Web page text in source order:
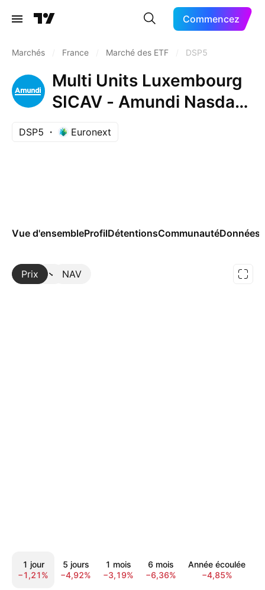
Commencez
Marchés France Marché des ETF DSP5
Multi Units Luxembourg
SICAV - Amundi Nasdaq-
100 Daily (-1x) Inverse -
DSP5 Euronext
Vue d'ensembleProfilDétentionsCommunautéDonnées
Prix NAV
Plus
1 jour
−1,21%
5 jours
−4,92%
1 mois
−3,19%
6 mois
−6,36%
Année écoulée
−4,85%